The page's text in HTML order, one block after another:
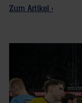
Zum Artikel ›